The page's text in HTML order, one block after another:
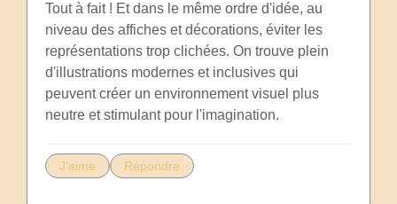
Tout à fait ! Et dans le même ordre d'idée, au
niveau des affiches et décorations, éviter les
représentations trop clichées. On trouve plein
d'illustrations modernes et inclusives qui
peuvent créer un environnement visuel plus
neutre et stimulant pour l'imagination.
J'aime Répondre